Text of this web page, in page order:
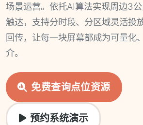
场景运营。依托AI算法实现周边3
触达，支持分时段、分区域灵活投
回传，让每一块屏幕都成为可量化
介。
免费查询点位资源
预约系统演示